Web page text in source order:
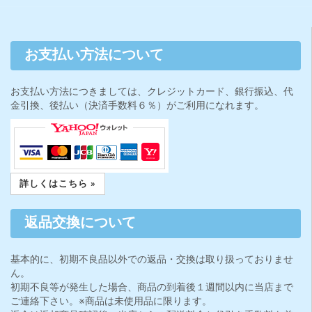
お支払い方法について
お支払い方法につきましては、クレジットカード、銀行振込、代
金引換、後払い（決済手数料６％）がご利用になれます。
詳しくはこちら »
返品交換について
基本的に、初期不良品以外での返品・交換は取り扱っておりませ
ん。
初期不良等が発生した場合、商品の到着後１週間以内に当店まで
ご連絡下さい。※商品は未使用品に限ります。